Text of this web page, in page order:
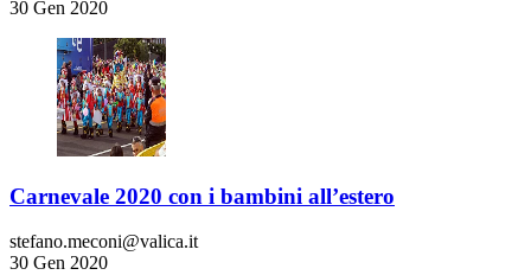
30 Gen 2020
Carnevale 2020 con i bambini all’estero
stefano.meconi@valica.it
30 Gen 2020